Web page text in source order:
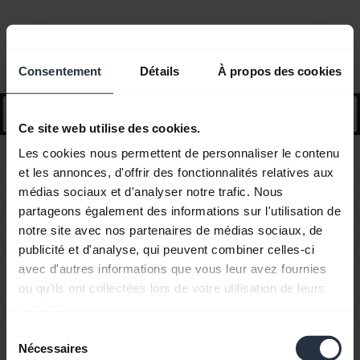
Consentement Détails À propos des cookies
Ce site web utilise des cookies.
Les cookies nous permettent de personnaliser le contenu
et les annonces, d'offrir des fonctionnalités relatives aux
médias sociaux et d'analyser notre trafic. Nous
partageons également des informations sur l'utilisation de
notre site avec nos partenaires de médias sociaux, de
publicité et d'analyse, qui peuvent combiner celles-ci
avec d'autres informations que vous leur avez fournies
ou qu'ils ont collectées lors de votre utilisation de leurs
Nécessaires
Conseils et astuces de démarrage
How do I know if my Jabra Wave is fully charged?
How do I pair my Jabra Wave with my mobile device?
Can I pair my Jabra Bluetooth device with a
computer or softphone?
television or video game console?
chevron_right